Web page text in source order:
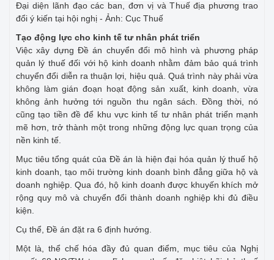
Đại diện lãnh đạo các ban, đơn vị và Thuế địa phương trao
đổi ý kiến tại hội nghị - Ảnh: Cục Thuế
Tạo động lực cho kinh tế tư nhân phát triển
Việc xây dựng Đề án chuyển đổi mô hình và phương pháp
quản lý thuế đối với hộ kinh doanh nhằm đảm bảo quá trình
chuyển đổi diễn ra thuận lợi, hiệu quả. Quá trình này phải vừa
không làm gián đoạn hoạt động sản xuất, kinh doanh, vừa
không ảnh hưởng tới nguồn thu ngân sách. Đồng thời, nó
cũng tạo tiền đề để khu vực kinh tế tư nhân phát triển mạnh
mẽ hơn, trở thành một trong những động lực quan trọng của
nền kinh tế.
Mục tiêu tổng quát của Đề án là hiện đại hóa quản lý thuế hộ
kinh doanh, tạo môi trường kinh doanh bình đẳng giữa hộ và
doanh nghiệp. Qua đó, hộ kinh doanh được khuyến khích mở
rộng quy mô và chuyển đổi thành doanh nghiệp khi đủ điều
kiện.
Cụ thể, Đề án đặt ra 6 định hướng.
Một là, thể chế hóa đầy đủ quan điểm, mục tiêu của Nghị